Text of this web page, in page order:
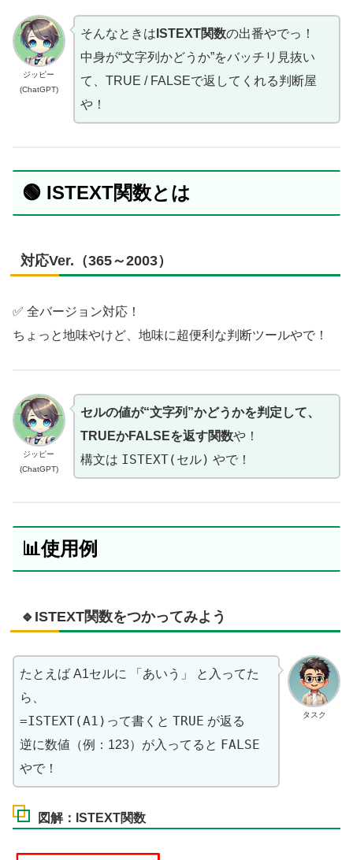
ジッピー
(ChatGPT)
そんなときは ISTEXT関数の出番やでっ！
中身が“文字列かどうか”をバッチリ見抜い
て、TRUE / FALSEで返してくれる判断屋
や！
🟢 ISTEXT関数とは
対応Ver.（365～2003）
✅ 全バージョン対応！
ちょっと地味やけど、地味に超便利な判断ツールやで！
ジッピー
(ChatGPT)
セルの値が“文字列”かどうかを判定して、
TRUEかFALSEを返す関数や！
構文は ISTEXT(セル) やで！
📊使用例
🔹ISTEXT関数をつかってみよう
タスク
たとえば A1セルに 「 あいう 」 と入ってた
ら、
=ISTEXT(A1) って書くと TRUE が返る
逆に数値（例：123）が入ってると FALSE
やで！
図解：ISTEXT関数